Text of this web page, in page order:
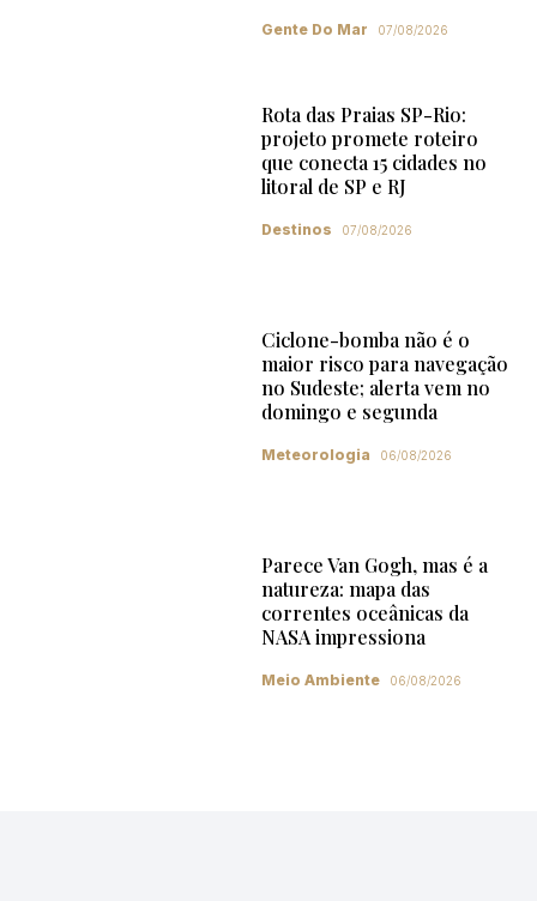
Gente Do Mar 07/08/2026
Rota das Praias SP-Rio:
projeto promete roteiro
que conecta 15 cidades no
litoral de SP e RJ
Destinos 07/08/2026
Ciclone-bomba não é o
maior risco para navegação
no Sudeste; alerta vem no
domingo e segunda
Meteorologia 06/08/2026
Parece Van Gogh, mas é a
natureza: mapa das
correntes oceânicas da
NASA impressiona
Meio Ambiente 06/08/2026